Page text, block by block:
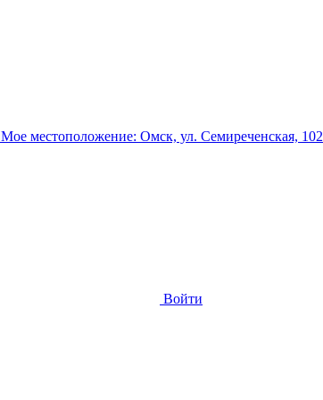
Мое местоположение: Омск, ул. Семиреченская, 102
Войти